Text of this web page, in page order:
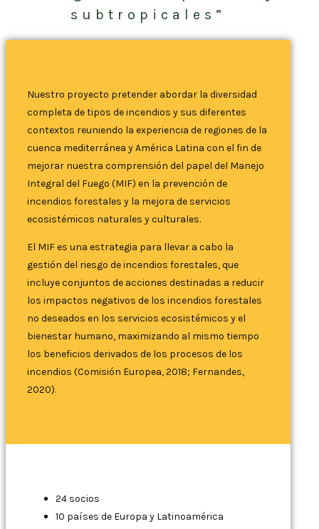
subtropicales”
Nuestro proyecto pretender abordar la diversidad
completa de tipos de incendios y sus diferentes
contextos reuniendo la experiencia de regiones de la
cuenca mediterránea y América Latina con el fin de
mejorar nuestra comprensión del papel del Manejo
Integral del Fuego (MIF) en la prevención de
incendios forestales y la mejora de servicios
ecosistémicos naturales y culturales.
El MIF es una estrategia para llevar a cabo la
gestión del riesgo de incendios forestales, que
incluye conjuntos de acciones destinadas a reducir
los impactos negativos de los incendios forestales
no deseados en los servicios ecosistémicos y el
bienestar humano, maximizando al mismo tiempo
los beneficios derivados de los procesos de los
incendios (Comisión Europea, 2018; Fernandes,
2020).
24 socios
10 países de Europa y Latinoamérica